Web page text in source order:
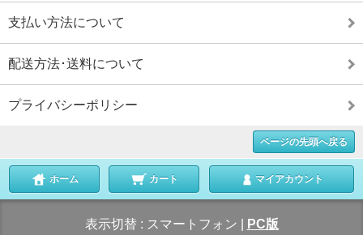
支払い方法について
配送方法･送料について
プライバシーポリシー
ページの先頭へ戻る
ホーム カート マイアカウント
表示切替 : スマートフォン PC版